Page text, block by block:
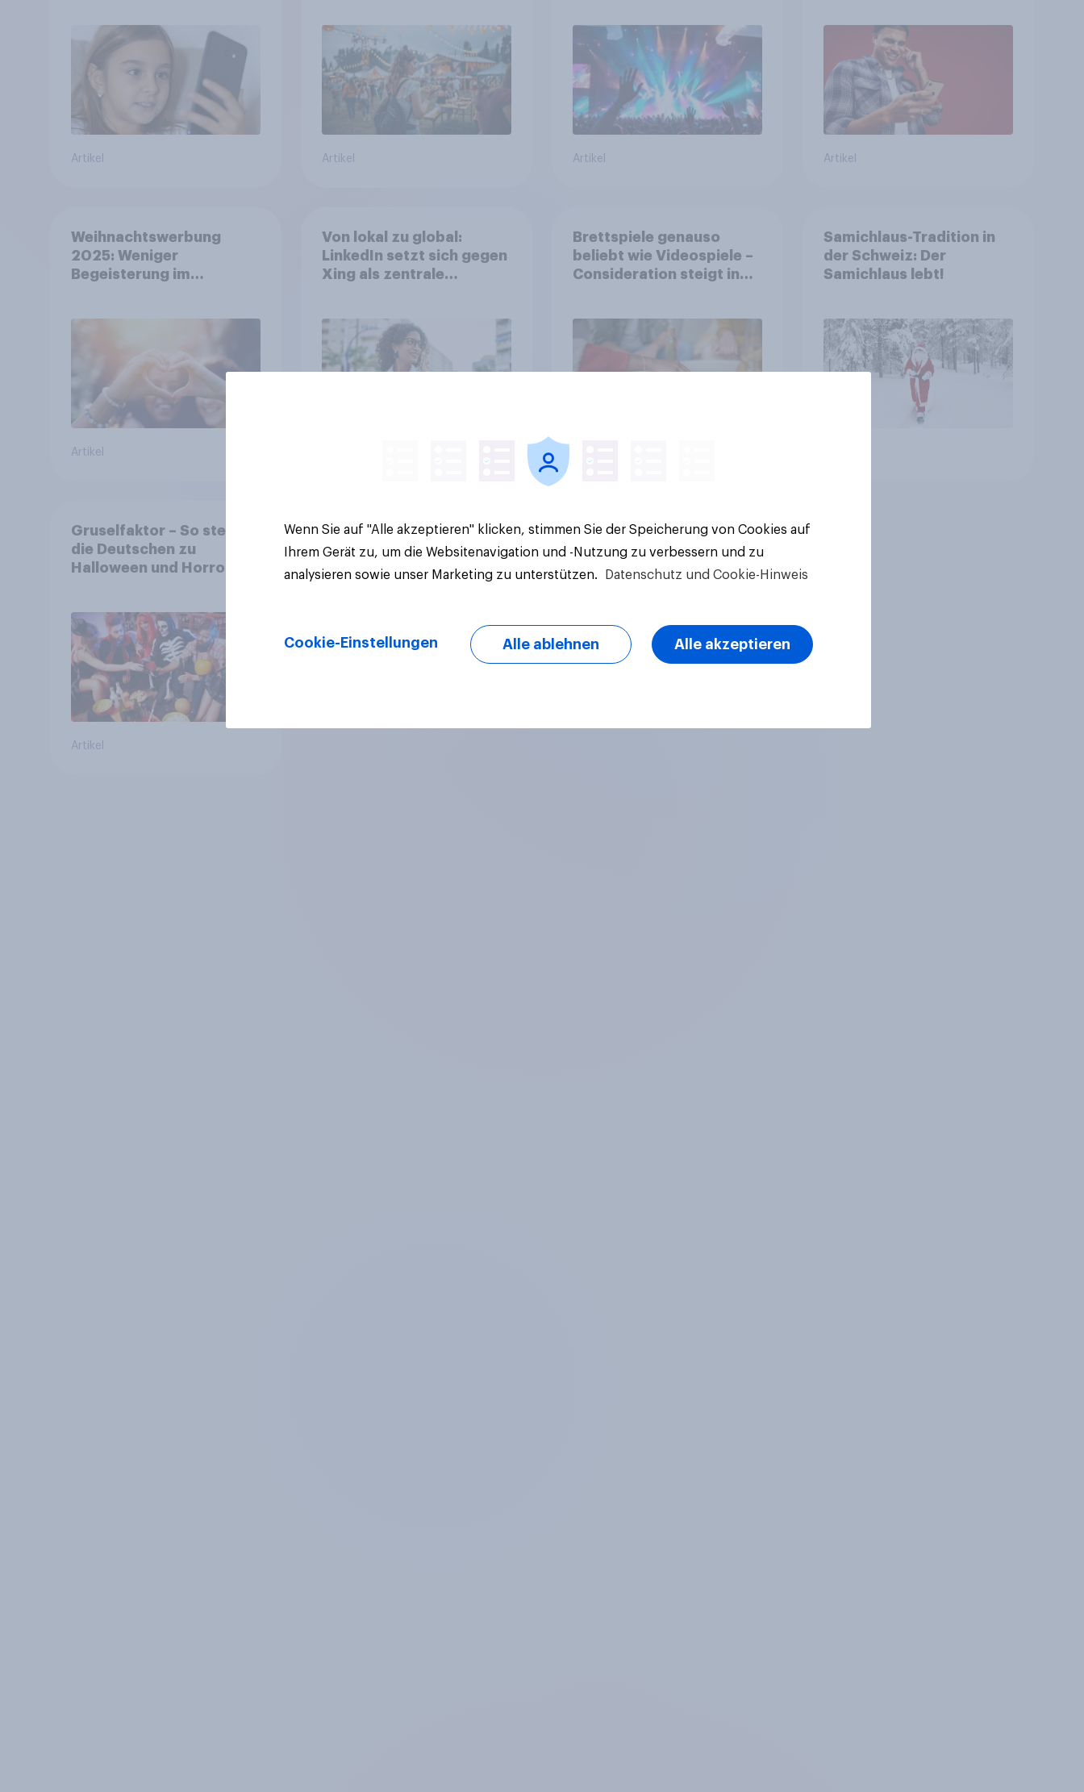
Artikel Artikel Artikel Artikel
Weihnachtswerbung
2025: Weniger
Begeisterung im
Werbelieblinge an
Artikel
Von lokal zu global:
LinkedIn setzt sich gegen
Xing als zentrale
Brettspiele genauso
beliebt wie Videospiele –
Consideration steigt in
Samichlaus-Tradition in
der Schweiz: Der
Samichlaus lebt!
Gruselfaktor – So stehen
die Deutschen zu
Halloween und Horror
Artikel
Wenn Sie auf "Alle akzeptieren" klicken, stimmen Sie der Speicherung von Cookies auf
Ihrem Gerät zu, um die Websitenavigation und -Nutzung zu verbessern und zu
analysieren sowie unser Marketing zu unterstützen.
Datenschutz und Cookie-Hinweis
Cookie-Einstellungen Alle ablehnen Alle akzeptieren